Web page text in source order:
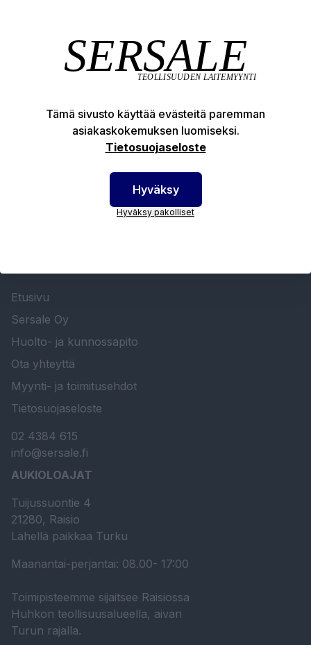
Tekniset edut
Etusivu
Sersale Oy
Huolto- ja kunnossapito
Ota yhteyttä
Myynti- ja toimitusehdot
Tietosuojaseloste
02 4384 615
info@sersale.fi
AUKIOLOAJAT
Tuijussuontie 4
21280, Raisio
Lähellä paikkaa Turku
Maanantai-perjantai: 08.00- 17:00
Toimipisteemme sijaitsee Raisiossa
Huhkon teollisuusalueella, aivan
Turun rajalla.
Tämä sivusto käyttää evästeitä paremman
asiakaskokemuksen luomiseksi.
Tietosuojaseloste
Hyväksy
Hyväksy pakolliset